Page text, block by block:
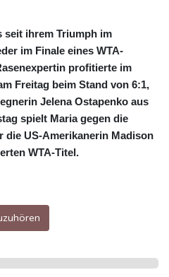
seit ihrem Triumph im
im Finale eines WTA-
profitierte im
Freitag beim Stand von 6:1,
Jelena Ostapenko aus
spielt Maria gegen die
die US-Amerikanerin Madison
WTA-Titel.